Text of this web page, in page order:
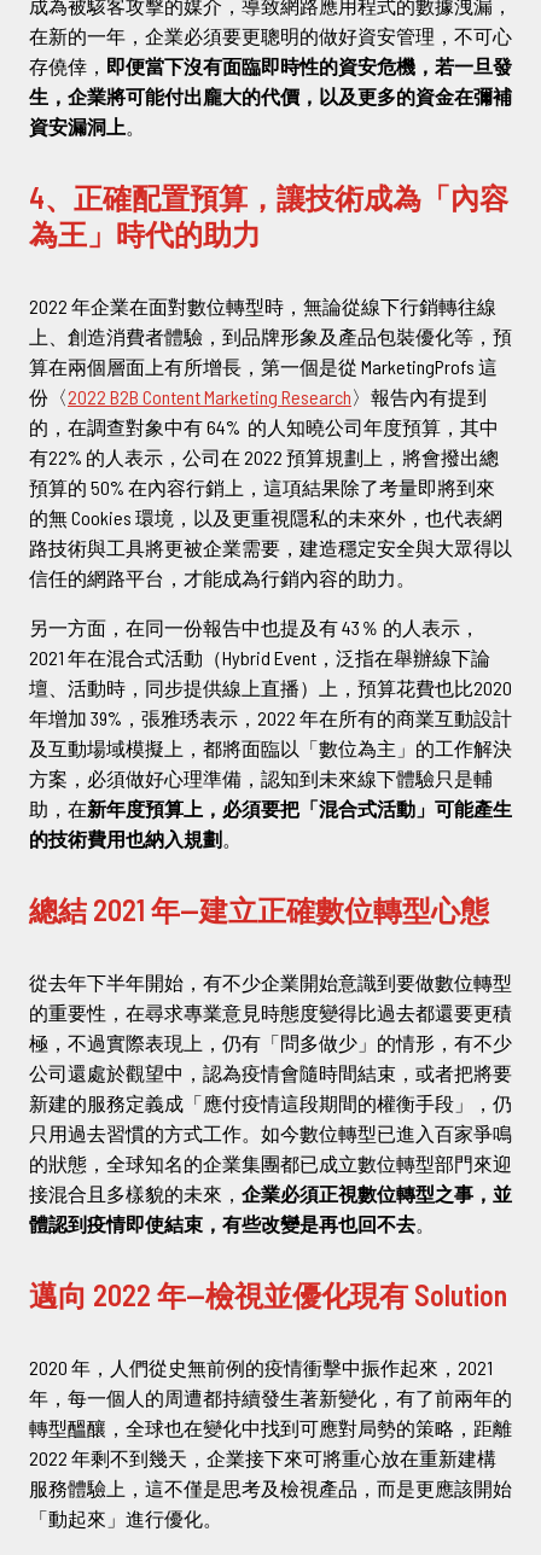
成為被駭客攻擊的媒介，導致網路應用程式的數據洩漏，
在新的一年，企業必須要更聰明的做好資安管理，不可心
存僥倖， 即便當下沒有面臨即時性的資安危機，若一旦發
生，企業將可能付出龐大的代價，以及更多的資金在彌補
資安漏洞上。
4、正確配置預算，讓技術成為「內容
為王」時代的助力
2022 年企業在面對數位轉型時，無論從線下行銷轉往線
上、創造消費者體驗，到品牌形象及產品包裝優化等，預
算在兩個層面上有所增長，第一個是從 MarketingProfs 這
份〈2022 B2B Content Marketing Research〉報告內有提到
的，在調查對象中有 64% 的人知曉公司年度預算，其中
有22% 的人表示，公司在 2022 預算規劃上，將會撥出總
預算的 50% 在內容行銷上，這項結果除了考量即將到來
的無 Cookies 環境，以及更重視隱私的未來外，也代表網
路技術與工具將更被企業需要，建造穩定安全與大眾得以
信任的網路平台，才能成為行銷內容的助力。
另一方面，在同一份報告中也提及有 43％ 的人表示，
2021 年在混合式活動（Hybrid Event，泛指在舉辦線下論
壇、活動時，同步提供線上直播）上，預算花費也比2020
年增加 39%，張雅琇表示，2022 年在所有的商業互動設計
及互動場域模擬上，都將面臨以「數位為主」的工作解決
方案，必須做好心理準備，認知到未來線下體驗只是輔
助，在新年度預算上，必須要把「混合式活動」可能產生
的技術費用也納入規劃 。
總結 2021 年—建立正確數位轉型心態
從去年下半年開始，有不少企業開始意識到要做數位轉型
的重要性，在尋求專業意見時態度變得比過去都還要更積
極，不過實際表現上，仍有「問多做少」的情形，有不少
公司還處於觀望中，認為疫情會隨時間結束，或者把將要
新建的服務定義成「應付疫情這段期間的權衡手段」，仍
只用過去習慣的方式工作。如今數位轉型已進入百家爭鳴
的狀態，全球知名的企業集團都已成立數位轉型部門來迎
接混合且多樣貌的未來， 企業必須正視數位轉型之事，並
體認到疫情即使結束，有些改變是再也回不去。
邁向 2022 年—檢視並優化現有 Solution
2020 年，人們從史無前例的疫情衝擊中振作起來，2021
年，每一個人的周遭都持續發生著新變化，有了前兩年的
轉型醞釀，全球也在變化中找到可應對局勢的策略，距離
2022 年剩不到幾天，企業接下來可將重心放在重新建構
服務體驗上，這不僅是思考及檢視產品，而是更應該開始
「動起來」進行優化。